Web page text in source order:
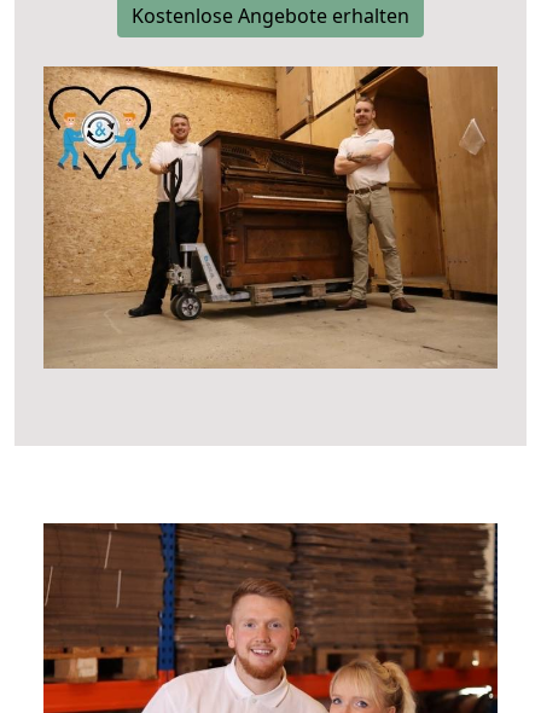
Kostenlose Angebote erhalten